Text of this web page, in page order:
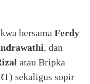
bersama Ferdy
, dan
atau Bripka
sekaligus sopir